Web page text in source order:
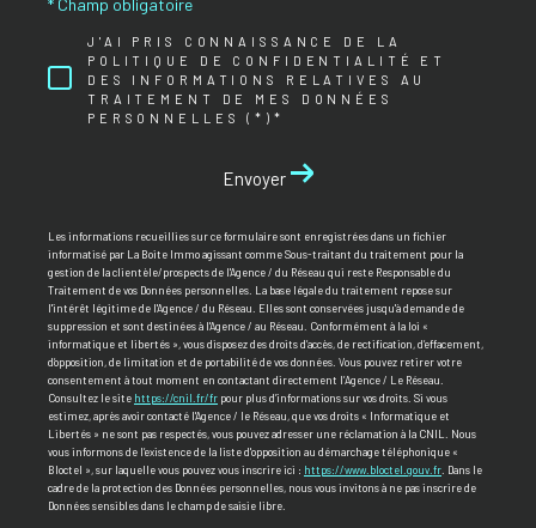
J'AI PRIS CONNAISSANCE DE LA
POLITIQUE DE CONFIDENTIALITÉ ET
DES INFORMATIONS RELATIVES AU
TRAITEMENT DE MES DONNÉES
PERSONNELLES (*)*
Envoyer
Les informations recueillies sur ce formulaire sont enregistrées dans un fichier
informatisé par La Boite Immo agissant comme Sous-traitant du traitement pour la
gestion de la clientèle/prospects de l'Agence / du Réseau qui reste Responsable du
Traitement de vos Données personnelles. La base légale du traitement repose sur
l'intérêt légitime de l'Agence / du Réseau. Elles sont conservées jusqu'à demande de
suppression et sont destinées à l'Agence / au Réseau. Conformément à la loi «
informatique et libertés », vous disposez des droits d’accès, de rectification, d’effacement,
d’opposition, de limitation et de portabilité de vos données. Vous pouvez retirer votre
consentement à tout moment en contactant directement l’Agence / Le Réseau.
Consultez le site https://cnil.fr/fr pour plus d’informations sur vos droits. Si vous
estimez, après avoir contacté l'Agence / le Réseau, que vos droits « Informatique et
Libertés » ne sont pas respectés, vous pouvez adresser une réclamation à la CNIL. Nous
vous informons de l’existence de la liste d'opposition au démarchage téléphonique «
Bloctel », sur laquelle vous pouvez vous inscrire ici : https://www.bloctel.gouv.fr . Dans le
cadre de la protection des Données personnelles, nous vous invitons à ne pas inscrire de
Données sensibles dans le champ de saisie libre.